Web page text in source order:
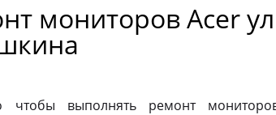
мониторов Acer
чтобы выполнять ремонт